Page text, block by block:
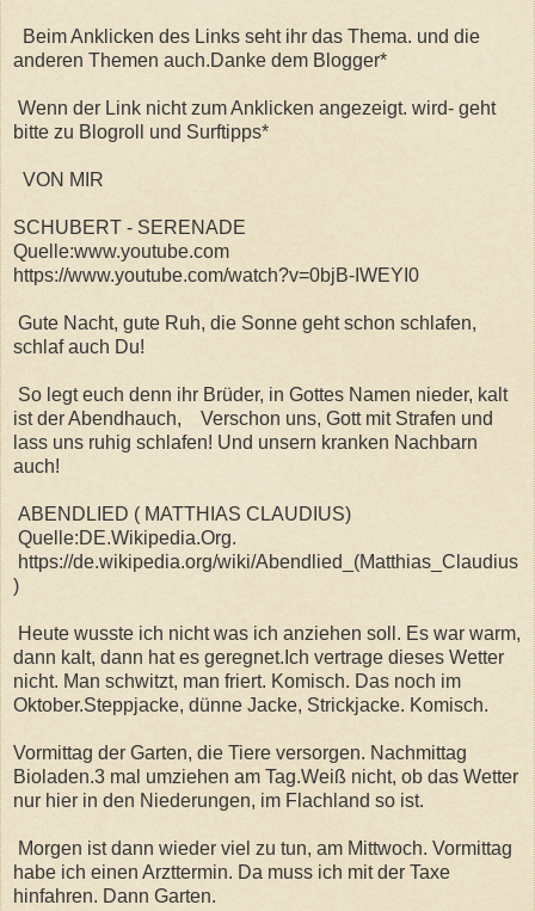
Beim Anklicken des Links seht ihr das Thema. und die
anderen Themen auch.Danke dem Blogger*
Wenn der Link nicht zum Anklicken angezeigt. wird- geht
bitte zu Blogroll und Surftipps*
VON MIR
SCHUBERT - SERENADE
Quelle:www.youtube.com
https://www.youtube.com/watch?v=0bjB-IWEYI0
Gute Nacht, gute Ruh, die Sonne geht schon schlafen,
schlaf auch Du!
So legt euch denn ihr Brüder, in Gottes Namen nieder, kalt
ist der Abendhauch, Verschon uns, Gott mit Strafen und
lass uns ruhig schlafen! Und unsern kranken Nachbarn
auch!
ABENDLIED ( MATTHIAS CLAUDIUS)
Quelle:DE.Wikipedia.Org.
https://de.wikipedia.org/wiki/Abendlied_(Matthias_Claudius
)
Heute wusste ich nicht was ich anziehen soll. Es war warm,
dann kalt, dann hat es geregnet.Ich vertrage dieses Wetter
nicht. Man schwitzt, man friert. Komisch. Das noch im
Oktober.Steppjacke, dünne Jacke, Strickjacke. Komisch.
Vormittag der Garten, die Tiere versorgen. Nachmittag
Bioladen.3 mal umziehen am Tag.Weiß nicht, ob das Wetter
nur hier in den Niederungen, im Flachland so ist.
Morgen ist dann wieder viel zu tun, am Mittwoch. Vormittag
habe ich einen Arzttermin. Da muss ich mit der Taxe
hinfahren. Dann Garten.